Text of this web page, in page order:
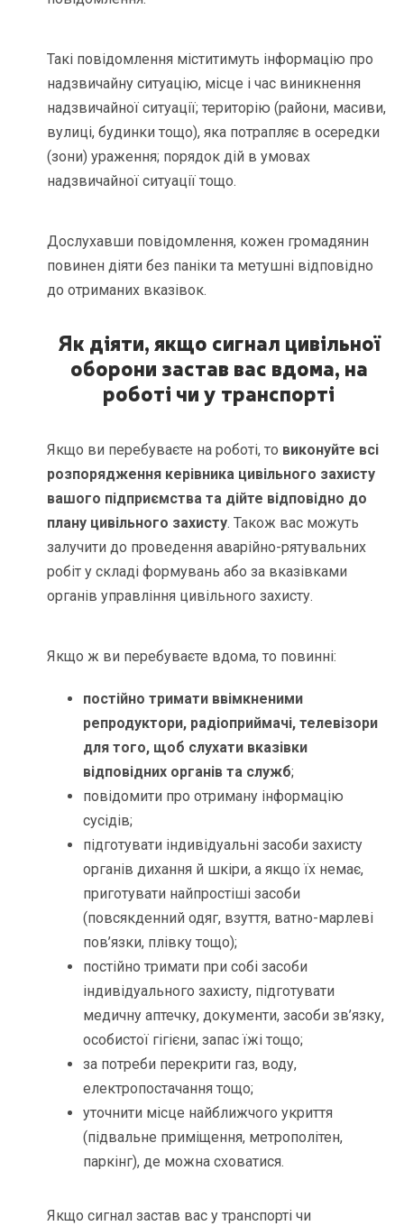
Такі повідомлення міститимуть інформацію про
надзвичайну ситуацію, місце і час виникнення
надзвичайної ситуації; територію (райони, масиви,
вулиці, будинки тощо), яка потрапляє в осередки
(зони) ураження; порядок дій в умовах
надзвичайної ситуації тощо.
Дослухавши повідомлення, кожен громадянин
повинен діяти без паніки та метушні відповідно
до отриманих вказівок.
Як діяти, якщо сигнал цивільної
оборони застав вас вдома, на
роботі чи у транспорті
Якщо ви перебуваєте на роботі, то виконуйте всі
розпорядження керівника цивільного захисту
вашого підприємства та дійте відповідно до
плану цивільного захисту. Також вас можуть
залучити до проведення аварійно-рятувальних
робіт у складі формувань або за вказівками
органів управління цивільного захисту.
Якщо ж ви перебуваєте вдома, то повинні:
постійно тримати ввімкненими
репродуктори, радіоприймачі, телевізори
для того, щоб слухати вказівки
відповідних органів та служб;
повідомити про отриману інформацію
сусідів;
підготувати індивідуальні засоби захисту
органів дихання й шкіри, а якщо їх немає,
приготувати найпростіші засоби
(повсякденний одяг, взуття, ватно-марлеві
пов’язки, плівку тощо);
постійно тримати при собі засоби
індивідуального захисту, підготувати
медичну аптечку, документи, засоби зв’язку,
особистої гігієни, запас їжі тощо;
за потреби перекрити газ, воду,
електропостачання тощо;
уточнити місце найближчого укриття
(підвальне приміщення, метрополітен,
паркінг), де можна сховатися.
Якщо сигнал застав вас у транспорті чи